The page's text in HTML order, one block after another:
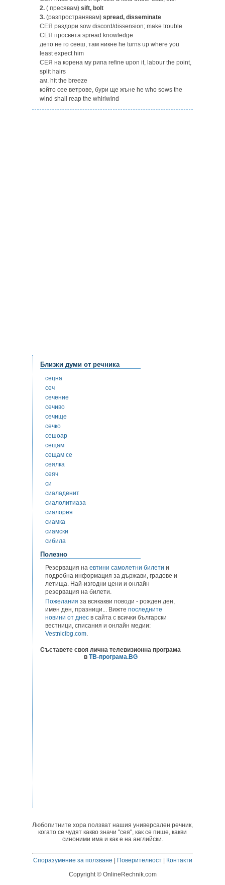
2. ( пресявам) sift, bolt
3. (разпространявам) spread, disseminate
СЕЯ раздори sow discord/dissension; make trouble
СЕЯ просвета spread knowledge
дето не го сееш, там никне he turns up where you
least expect him
СЕЯ на корена му рипа refine upon it, labour the point,
split hairs
ам. hit the breeze
който сее ветрове, бури ще жъне he who sows the
wind shall reap the whirlwind
Близки думи от речника
сецна
сеч
сечение
сечиво
сечище
сечко
сешоар
сещам
сещам се
сеялка
сеяч
си
сиаладенит
сиалолитиаза
сиалорея
сиамка
сиамски
сибила
Полезно
Резервация на евтини самолетни билети и
подробна информация за държави, градове и
летища. Най-изгодни цени и онлайн
резервация на билети.
Пожелания за всякакви поводи - рожден ден,
имен ден, празници... Вижте последните
новини от днес в сайта с всички български
вестници, списания и онлайн медии:
Vestnicibg.com.
Съставете своя лична телевизионна програма
в ТВ-програма.BG
Любопитните хора ползват нашия универсален речник,
когато се чудят какво значи "сея", как се пише, какви
синоними има и как е на английски.
Споразумение за ползване Поверителност|
Контакти
Copyright © OnlineRechnik.com